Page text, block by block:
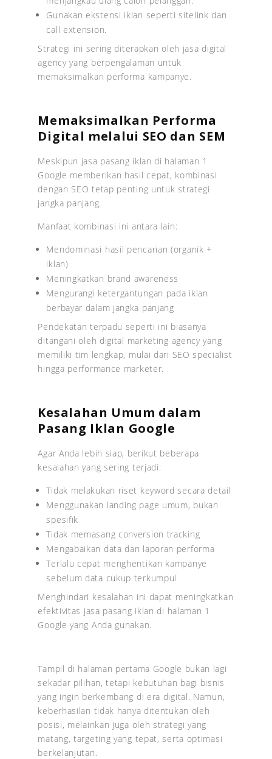
Gunakan ekstensi iklan seperti sitelink dan
call extension.
Strategi ini sering diterapkan oleh jasa digital
agency yang berpengalaman untuk
memaksimalkan performa kampanye.
Memaksimalkan Performa
Digital melalui SEO dan SEM
Meskipun jasa pasang iklan di halaman 1
Google memberikan hasil cepat, kombinasi
dengan SEO tetap penting untuk strategi
jangka panjang.
Manfaat kombinasi ini antara lain:
Mendominasi hasil pencarian (organik +
iklan)
Meningkatkan brand awareness
Mengurangi ketergantungan pada iklan
berbayar dalam jangka panjang
Pendekatan terpadu seperti ini biasanya
ditangani oleh digital marketing agency yang
memiliki tim lengkap, mulai dari SEO specialist
hingga performance marketer.
Kesalahan Umum dalam
Pasang Iklan Google
Agar Anda lebih siap, berikut beberapa
kesalahan yang sering terjadi:
Tidak melakukan riset keyword secara detail
Menggunakan landing page umum, bukan
spesifik
Tidak memasang conversion tracking
Mengabaikan data dan laporan performa
Terlalu cepat menghentikan kampanye
sebelum data cukup terkumpul
Menghindari kesalahan ini dapat meningkatkan
efektivitas jasa pasang iklan di halaman 1
Google yang Anda gunakan.
Tampil di halaman pertama Google bukan lagi
sekadar pilihan, tetapi kebutuhan bagi bisnis
yang ingin berkembang di era digital. Namun,
keberhasilan tidak hanya ditentukan oleh
posisi, melainkan juga oleh strategi yang
matang, targeting yang tepat, serta optimasi
berkelanjutan.